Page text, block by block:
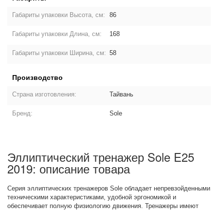
Габариты упаковки Высота, см: 86
Габариты упаковки Длина, см: 168
Габариты упаковки Ширина, см: 58
Производство
Страна изготовления: Тайвань
Бренд: Sole
Эллиптический тренажер Sole E25
2019: описание товара
Серия эллиптических тренажеров Sole обладает непревзойденными
техническими характеристиками, удобной эргономикой и
обеспечивает полную физиологию движения. Тренажеры имеют